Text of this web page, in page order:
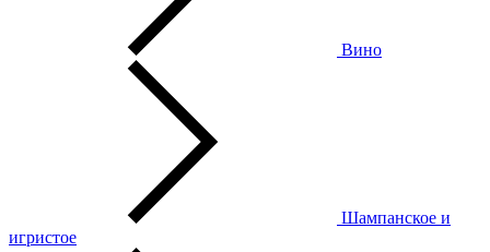
Вино
Шампанское и
игристое